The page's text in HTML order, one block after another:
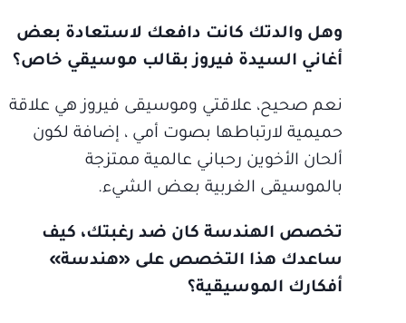
وهل والدتك كانت دافعك لاستعادة بعض
أغاني السيدة فيروز بقالب موسيقي خاص؟
نعم صحيح، علاقتي وموسيقى فيروز هي علاقة
حميمية لارتباطها بصوت أمي ، إضافة لكون
ألحان الأخوين رحباني عالمية ممتزجة
بالموسيقى الغربية بعض الشيء.
تخصص الهندسة كان ضد رغبتك، كيف
ساعدك هذا التخصص على «هندسة»
أفكارك الموسيقية؟